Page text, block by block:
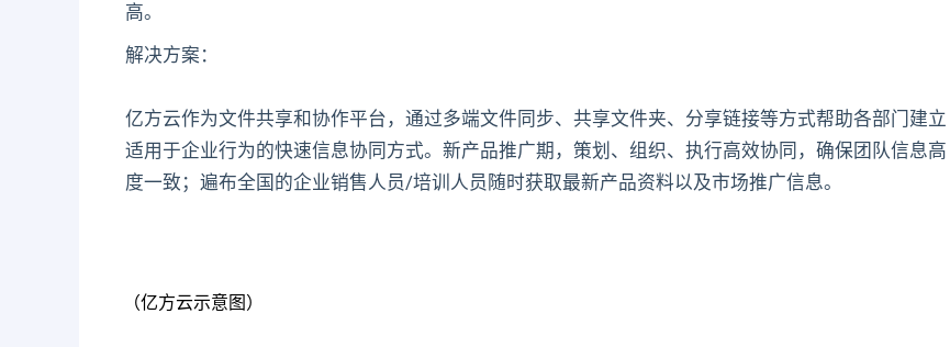
高。
解决方案：
亿方云作为文件共享和协作平台，通过多端文件同步、共享文件夹、分享链接等方式帮助各部门建立
适用于企业行为的快速信息协同方式。新产品推广期，策划、组织、执行高效协同，确保团队信息高
度一致；遍布全国的企业销售人员/培训人员随时获取最新产品资料以及市场推广信息。
（亿方云示意图）